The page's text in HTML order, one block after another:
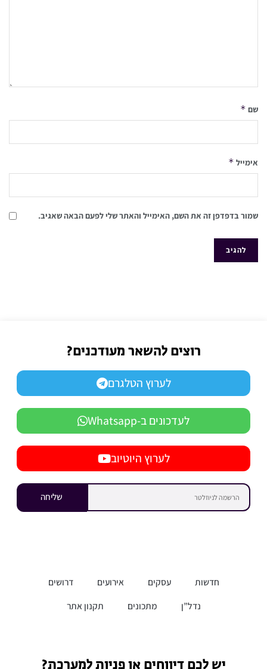
שם *
אימייל *
שמור בדפדפן זה את השם, האימייל והאתר שלי לפעם הבאה שאגיב.
רוצים להשאר מעודכנים?
לערוץ הטלגרם
לעדכונים ב-Whatsapp
לערוץ היוטיוב
שליחה
חדשות עסקים אירועים
דרושים
נדל”ן
מתכונים תקנון אתר
יש לכם דיווחים או פניות למערכת?